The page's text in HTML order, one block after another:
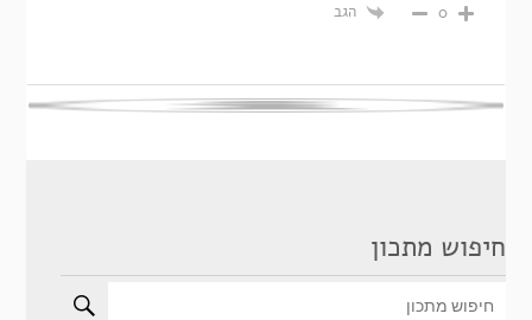
0 הגב
חיפוש מתכון